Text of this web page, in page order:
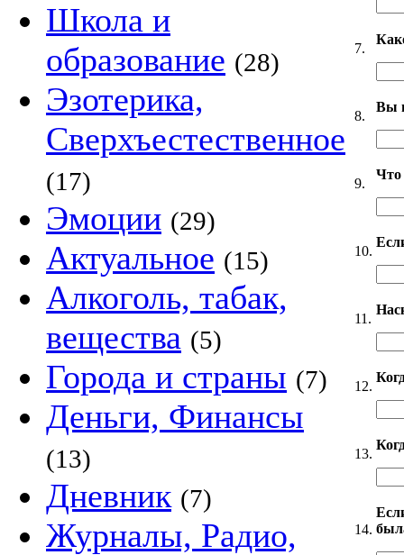
Школа и
образование (28)
Эзотерика,
Сверхъестественное
(17)
Эмоции (29)
Актуальное (15)
Алкоголь, табак,
вещества (5)
Города и страны (7)
Деньги, Финансы
(13)
Дневник (7)
Журналы, Радио,
7.
8.
Вы
9.
Что
10.
11.
12.
13.
14.